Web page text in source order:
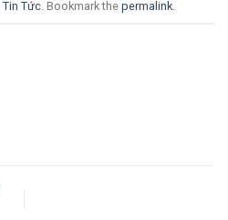
Tin Tức. Bookmark the permalink.